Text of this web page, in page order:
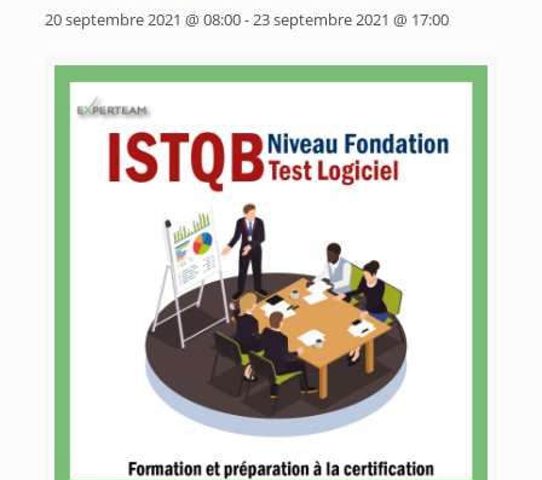
20 septembre 2021 @ 08:00-23 septembre 2021 @ 17:00